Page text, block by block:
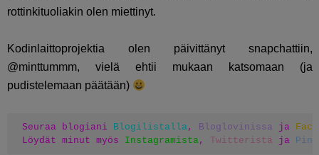
rottinkituoliakin olen miettinyt.
Kodinlaittoprojektia olen päivittänyt snapchattiin,
@minttummm, vielä ehtii mukaan katsomaan (ja
pudistelemaan päätään)
Seuraa blogiani Blogilistalla, Bloglovinissa ja
Löydät minut myös Instagramista, Twitteristä ja